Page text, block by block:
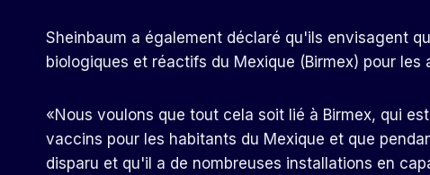
Sheinbaum a également déclaré qu'ils envisagent
biologiques et réactifs du Mexique (Birmex) pour
«Nous voulons que tout cela soit lié à Birmex, qui
vaccins pour les habitants du Mexique et que
disparu et qu'il a de nombreuses installations en